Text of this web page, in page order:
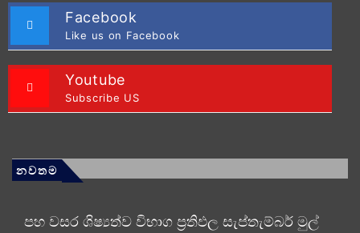
Facebook
Like us on Facebook
Youtube
Subscribe US
නවතම
පහ වසර ශිෂ්‍යත්ව විභාග ප්‍රතිඵල සැප්තැම්බර් මුල්